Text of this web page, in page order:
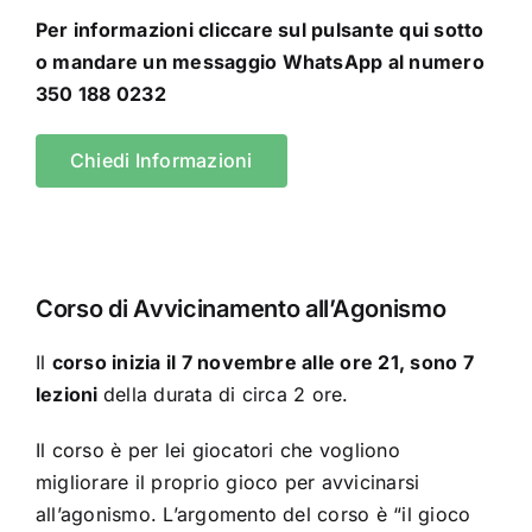
Per informazioni cliccare sul pulsante qui sotto
o mandare un messaggio WhatsApp al numero
350 188 0232
Chiedi Informazioni
Corso di Avvicinamento all’Agonismo
Il corso inizia il 7 novembre alle ore 21, sono 7
lezioni della durata di circa 2 ore.
Il corso è per lei giocatori che vogliono
migliorare il proprio gioco per avvicinarsi
all’agonismo. L’argomento del corso è “il gioco